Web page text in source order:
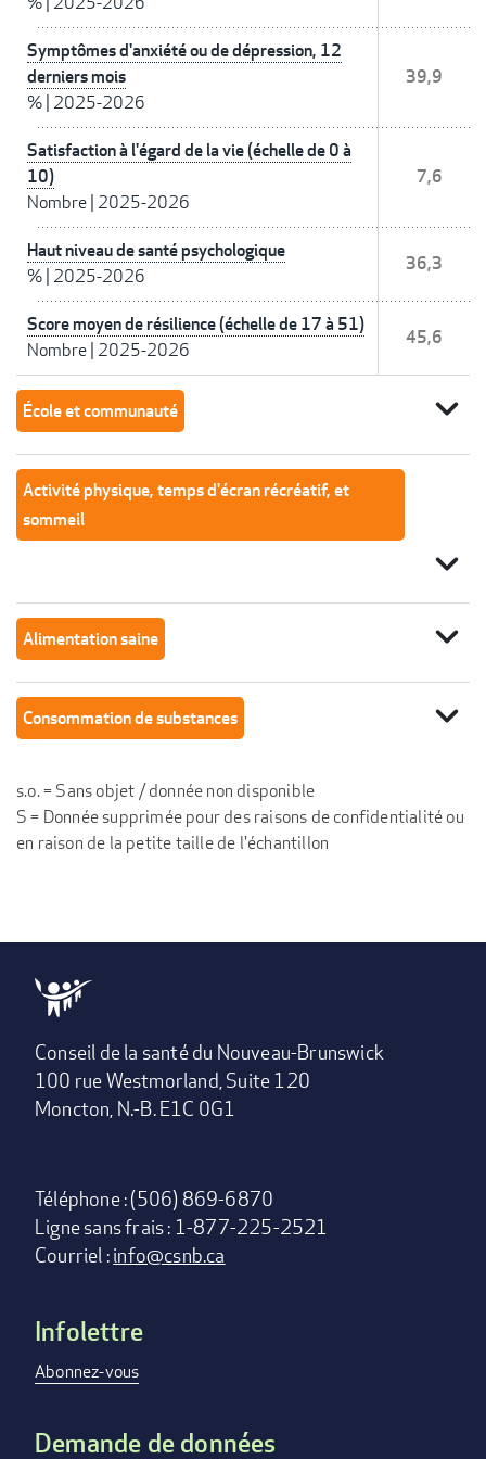
Symptômes d'anxiété ou de dépression, 12
derniers mois
% 2025-2026
39,9
Satisfaction à l'égard de la vie (échelle de 0 à
10)
Nombre 2025-2026
7,6
Haut niveau de santé psychologique
% 2025-2026
36,3
Score moyen de résilience (échelle de 17 à 51)
Nombre 2025-2026
45,6
École et communauté expand_more
Activité physique, temps d'écran récréatif, et
sommeil
expand_more
Alimentation saine expand_more
Consommation de substances expand_more
s.o. = Sans objet / donnée non disponible
S = Donnée supprimée pour des raisons de confidentialité ou
en raison de la petite taille de l'échantillon
Conseil de la santé du Nouveau-Brunswick
100 rue Westmorland, Suite 120
Moncton, N.-B. E1C 0G1
Téléphone : (506) 869-6870
Ligne sans frais : 1-877-225-2521
Courriel :info@csnb.ca
Footer
menu
Infolettre
Abonnez-vous
Demande de données